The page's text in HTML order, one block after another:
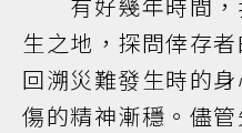
生之地，探問倖存
回溯災難發生時的
傷的精神漸穩。儘